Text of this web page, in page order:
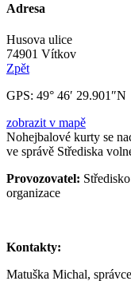
Adresa
Husova ulice
74901 Vítkov
Zpět
GPS: 49° 46′
zobrazit v mapě
Nohejbalové kurty se
ve správě Střediska
Provozovatel:
organizace
Kontakty:
Matuška Michal, správce